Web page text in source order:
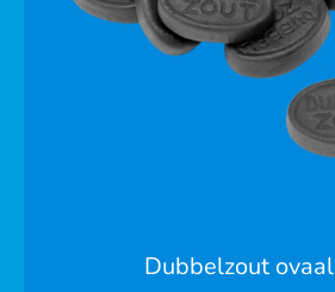
Dubbelzout ovaal